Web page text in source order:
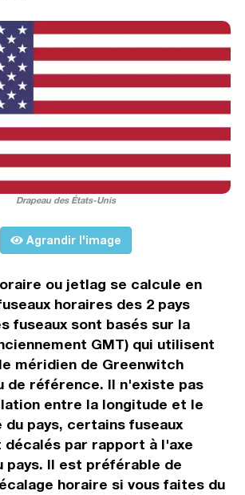
Drapeau des États-Unis
Agrandir l'image
ou jetlag se calcule en
horaires des 2 pays
fuseaux sont basés sur la
GMT) qui utilisent
méridien de Greenwitch
de référence. Il n'existe pas
entre la longitude et le
du pays, certains fuseaux
par rapport à l'axe
pays. Il est préférable de
horaire si vous faites du